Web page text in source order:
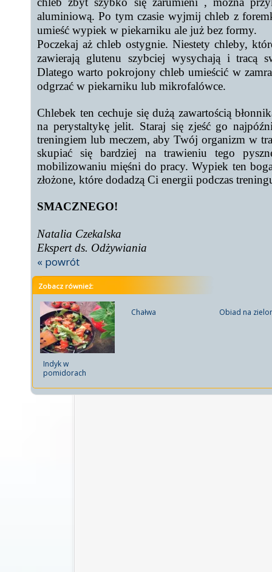
aluminiową. Po tym czasie wyjmij chleb z
umieść wypiek w piekarniku ale już bez formy.
Poczekaj aż chleb ostygnie. Niestety chleby,
zawierają glutenu szybciej wysychają i tracą
Dlatego warto pokrojony chleb umieścić w
odgrzać w piekarniku lub mikrofalówce.
Chlebek ten cechuje się dużą zawartością
na perystaltykę jelit. Staraj się zjeść go
treningiem lub meczem, aby Twój organizm w
skupiać się bardziej na trawieniu tego
mobilizowaniu mięśni do pracy. Wypiek ten
złożone, które dodadzą Ci energii podczas
SMACZNEGO!
Natalia Czekalska
Ekspert ds. Odżywiania
« powrót
Zobacz również:
Indyk w
pomidorach
Chałwa Obiad na